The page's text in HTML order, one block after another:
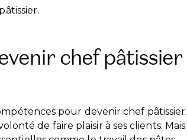
chef pâtissier
pour devenir chef pâtissier.
de faire plaisir à ses clients. Mais